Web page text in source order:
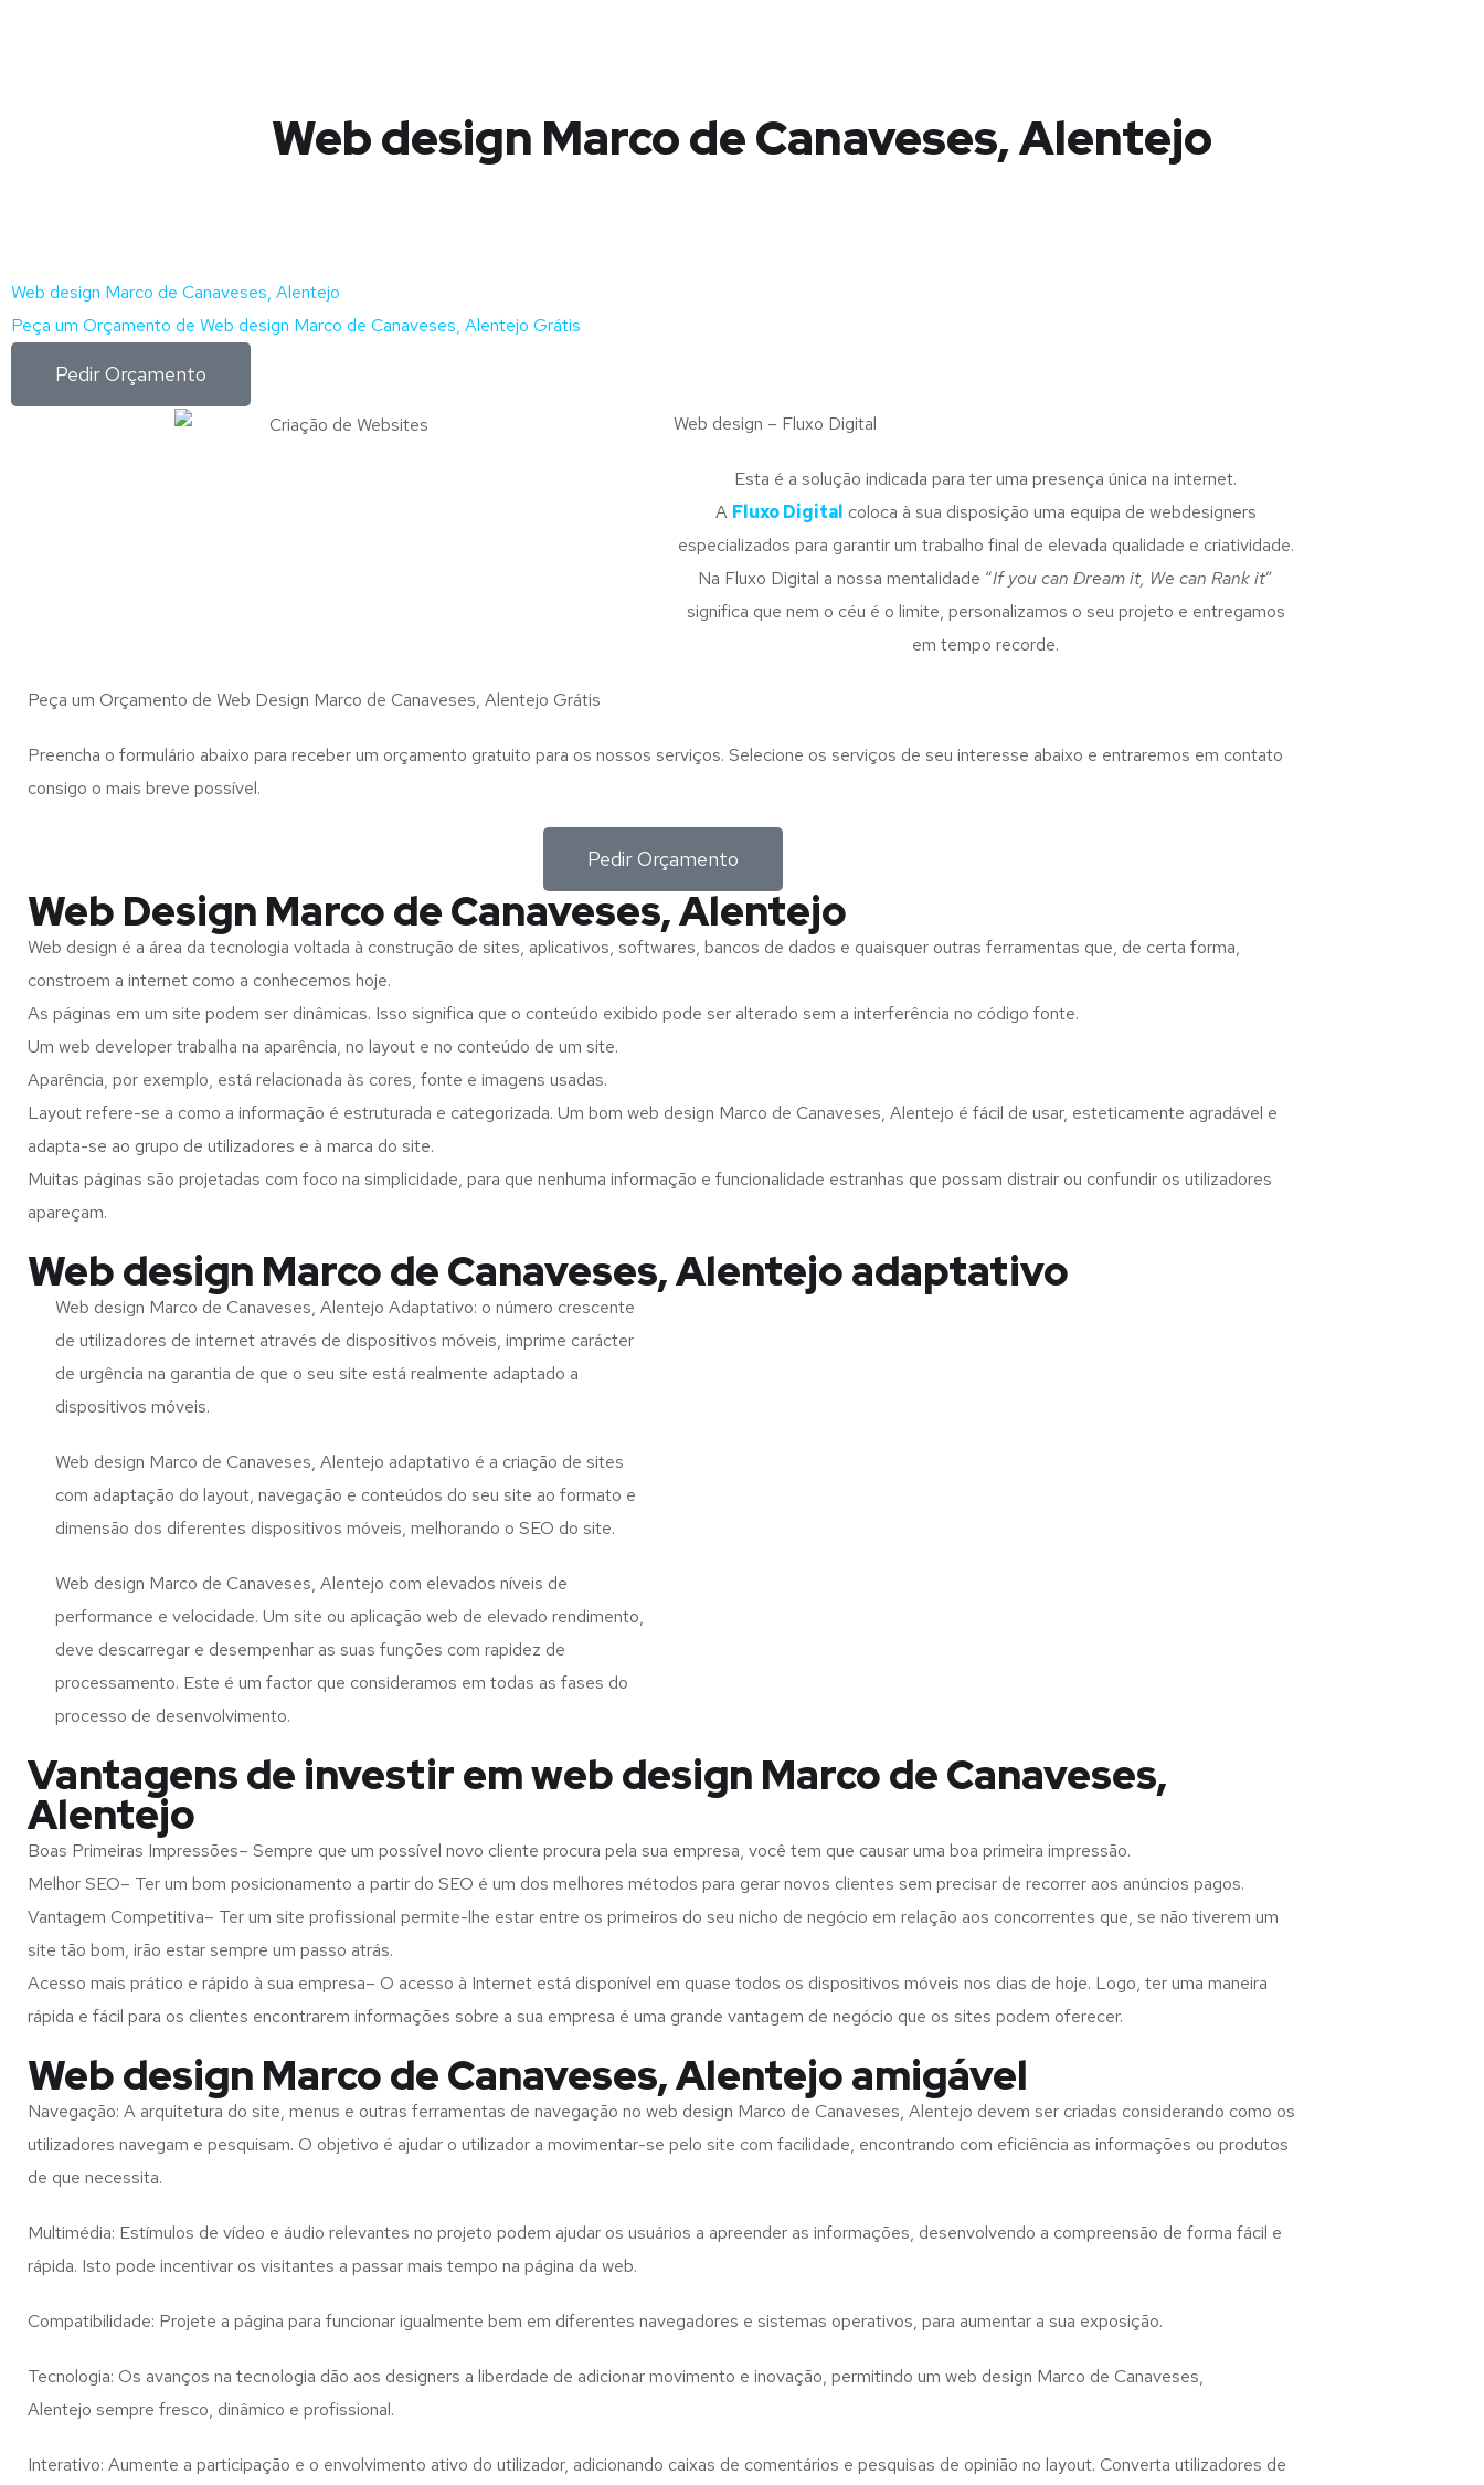
Web design Marco de Canaveses, Alentejo
Web design Marco de Canaveses, Alentejo
Peça um Orçamento de Web design Marco de Canaveses, Alentejo Grátis
Pedir Orçamento
Web design – Fluxo Digital
Esta é a solução indicada para ter uma presença única na internet.
A Fluxo Digital coloca à sua disposição uma equipa de webdesigners
especializados para garantir um trabalho final de elevada qualidade e criatividade.
Na Fluxo Digital a nossa mentalidade “If you can Dream it, We can Rank it”
significa que nem o céu é o limite, personalizamos o seu projeto e entregamos
em tempo recorde.
Peça um Orçamento de Web Design Marco de Canaveses, Alentejo Grátis
Preencha o formulário abaixo para receber um orçamento gratuito para os nossos serviços. Selecione os serviços de seu interesse abaixo e entraremos em contato
consigo o mais breve possível.
Pedir Orçamento
Web Design Marco de Canaveses, Alentejo
Web design é a área da tecnologia voltada à construção de sites, aplicativos, softwares, bancos de dados e quaisquer outras ferramentas que, de certa forma,
constroem a internet como a conhecemos hoje.
As páginas em um site podem ser dinâmicas. Isso significa que o conteúdo exibido pode ser alterado sem a interferência no código fonte.
Um web developer trabalha na aparência, no layout e no conteúdo de um site.
Aparência, por exemplo, está relacionada às cores, fonte e imagens usadas.
Layout refere-se a como a informação é estruturada e categorizada. Um bom web design Marco de Canaveses, Alentejo é fácil de usar, esteticamente agradável e
adapta-se ao grupo de utilizadores e à marca do site.
Muitas páginas são projetadas com foco na simplicidade, para que nenhuma informação e funcionalidade estranhas que possam distrair ou confundir os utilizadores
apareçam.
Web design Marco de Canaveses, Alentejo adaptativo
Web design Marco de Canaveses, Alentejo Adaptativo: o número crescente
de utilizadores de internet através de dispositivos móveis, imprime carácter
de urgência na garantia de que o seu site está realmente adaptado a
dispositivos móveis.
Web design Marco de Canaveses, Alentejo adaptativo é a criação de sites
com adaptação do layout, navegação e conteúdos do seu site ao formato e
dimensão dos diferentes dispositivos móveis, melhorando o SEO do site.
Web design Marco de Canaveses, Alentejo com elevados níveis de
performance e velocidade. Um site ou aplicação web de elevado rendimento,
deve descarregar e desempenhar as suas funções com rapidez de
processamento. Este é um factor que consideramos em todas as fases do
processo de desenvolvimento.
Vantagens de investir em web design Marco de Canaveses,
Alentejo
Boas Primeiras Impressões– Sempre que um possível novo cliente procura pela sua empresa, você tem que causar uma boa primeira impressão.
Melhor SEO– Ter um bom posicionamento a partir do SEO é um dos melhores métodos para gerar novos clientes sem precisar de recorrer aos anúncios pagos.
Vantagem Competitiva– Ter um site profissional permite-lhe estar entre os primeiros do seu nicho de negócio em relação aos concorrentes que, se não tiverem um
site tão bom, irão estar sempre um passo atrás.
Acesso mais prático e rápido à sua empresa– O acesso à Internet está disponível em quase todos os dispositivos móveis nos dias de hoje. Logo, ter uma maneira
rápida e fácil para os clientes encontrarem informações sobre a sua empresa é uma grande vantagem de negócio que os sites podem oferecer.
Web design Marco de Canaveses, Alentejo amigável
Navegação: A arquitetura do site, menus e outras ferramentas de navegação no web design Marco de Canaveses, Alentejo devem ser criadas considerando como os
utilizadores navegam e pesquisam. O objetivo é ajudar o utilizador a movimentar-se pelo site com facilidade, encontrando com eficiência as informações ou produtos
de que necessita.
Multimédia: Estímulos de vídeo e áudio relevantes no projeto podem ajudar os usuários a apreender as informações, desenvolvendo a compreensão de forma fácil e
rápida. Isto pode incentivar os visitantes a passar mais tempo na página da web.
Compatibilidade: Projete a página para funcionar igualmente bem em diferentes navegadores e sistemas operativos, para aumentar a sua exposição.
Tecnologia: Os avanços na tecnologia dão aos designers a liberdade de adicionar movimento e inovação, permitindo um web design Marco de Canaveses,
Alentejo sempre fresco, dinâmico e profissional.
Interativo: Aumente a participação e o envolvimento ativo do utilizador, adicionando caixas de comentários e pesquisas de opinião no layout. Converta utilizadores de